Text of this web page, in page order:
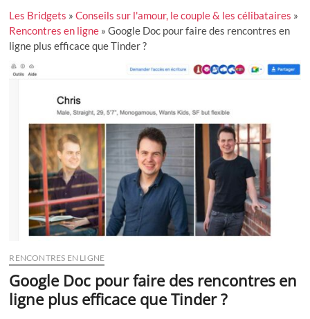
Les Bridgets »Conseils sur l'amour, le couple & les célibataires »
Rencontres en ligne »Google Doc pour faire des rencontres en
ligne plus efficace que Tinder ?
RENCONTRES EN LIGNE
Google Doc pour faire des rencontres en
ligne plus efficace que Tinder ?